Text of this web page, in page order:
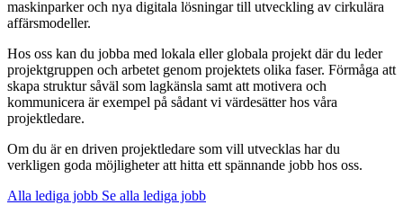
maskinparker och nya digitala lösningar till utveckling av cirkulära
affärsmodeller.
Hos oss kan du jobba med lokala eller globala projekt där du leder
projektgruppen och arbetet genom projektets olika faser. Förmåga att
skapa struktur såväl som lagkänsla samt att motivera och
kommunicera är exempel på sådant vi värdesätter hos våra
projektledare.
Om du är en driven projektledare som vill utvecklas har du
verkligen goda möjligheter att hitta ett spännande jobb hos oss.
Alla lediga jobb Se alla lediga jobb